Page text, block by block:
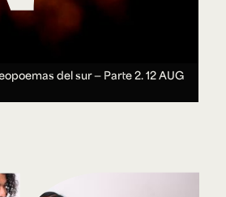
del sur — Parte 2.12 AUG